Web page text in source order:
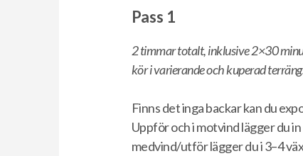
Pass 1
2 timmar totalt, inklusive 2×30
kör i varierande och kuperad
Finns det inga backar kan du
Uppför och i motvind lägger du
medvind/utför lägger du i 3–4